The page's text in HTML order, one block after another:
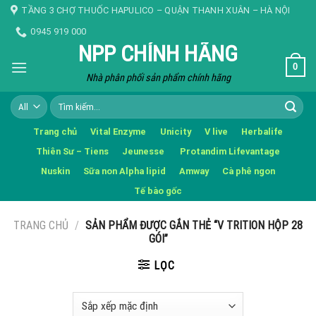
Skip TẦNG 3 CHỢ THUỐC HAPULICO – QUẬN THANH XUÂN – HÀ NỘI
0945 919 000
NPP CHÍNH HÃNG
Nhà phân phối sản phẩm chính hãng
0
Tìm
kiếm:
Trang chủ Vital Enzyme Unicity V live
Herbalife
Thiên Sư – Tiens
Jeunesse
Protandim Lifevantage
Nuskin
Sữa non Alpha lipid Amway
Cà phê ngon
Tế bào gốc
TRANG CHỦ / SẢN PHẨM ĐƯỢC GẮN THẺ “V TRITION HỘP 28
GÓI”
LỌC